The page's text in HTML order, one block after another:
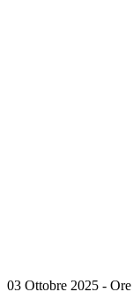
03 Ottobre 2025 -